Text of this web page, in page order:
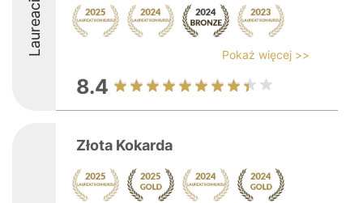
Laureaci Pokaż więcej >>
8.4
Złota Kokarda